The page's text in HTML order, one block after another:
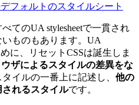
フォルトのスタイルシート
てのUA stylesheetで一貫され
ものもあります。UA
に、リセットCSSは誕生しま
ザによるスタイルの差異をな
イルの一番上に記述し、 他の
れるスタイルです。